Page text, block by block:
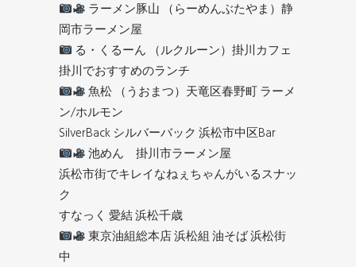
ラーメン豚山 （らーめんぶたやま）静
岡市ラーメン屋
る・くるーん （ルクルーン）掛川カフェ
掛川でおすすめのランチ
魚松 （うおまつ）天竜区春野町 ラーメ
ン/ホルモン
SilverBack シルバーバック 浜松市中区Bar
池めん 掛川市ラーメン屋
浜松市街でキレイなねぇちゃんがいるスナッ
ク
すなっく 愛結 浜松千歳
東京油組総本店 浜松組 油そば 浜松街
中